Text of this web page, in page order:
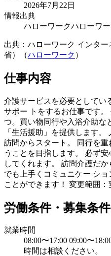
2026年7月22日
情報出典
ハローワークハローワー
出典：ハローワーク インタ
省）（ハローワーク ）
仕事内容
介護サービスを必要としてい
サポー トをするお仕事です
つ。買い物同行や入浴介助な
「生活援助」を提供します
訪問からスタート。 同行を
うことを目指します。 必ず
してくれます。 訪問介護だ
でも上手くコミュニケー シ
ことができます！ 変更範囲：
労働条件・募集条件
就業時間
08:00〜17:00 09:00〜
時間は相談ください。